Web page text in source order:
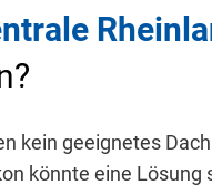
kein geeignetes
könnte eine Lösung